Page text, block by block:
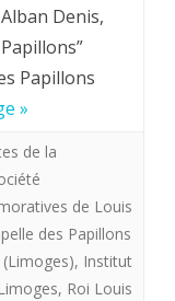
Denis,
Papillons
»
de la
de Louis
des Papillons
, Institut
, Roi Louis